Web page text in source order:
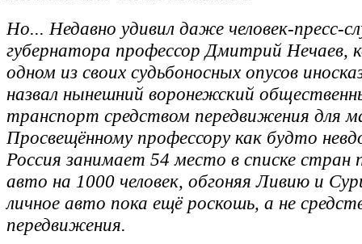
Но... Недавно удивил даже человек-пресс-
губернатора профессор Дмитрий Нечаев,
одном из своих судьбоносных опусов
назвал нынешний воронежский
транспорт средством передвижения для
Просвещённому профессору как будто
Россия занимает 54 место в списке стран
авто на 1000 человек, обгоняя Ливию и
личное авто пока ещё роскошь, а не
передвижения.